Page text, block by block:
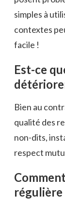
simples à
contextes
facile !
Est-ce
Bien au
qualité des
non-dits,
respect
régulière